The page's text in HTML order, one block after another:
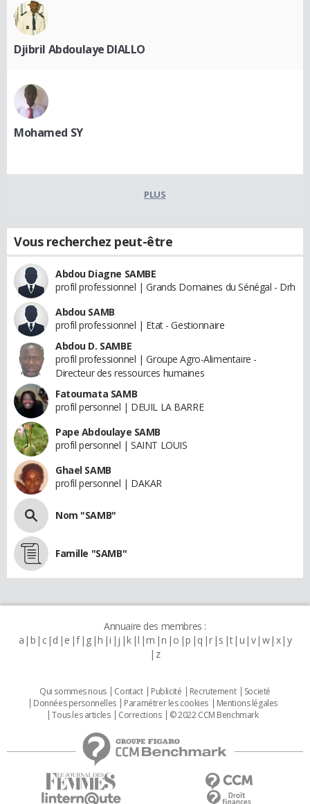
Djibril Abdoulaye DIALLO
Mohamed SY
PLUS
Vous recherchez peut-être
Abdou Diagne SAMBE
profil professionnel | Grands Domaines du Sénégal - Drh
Abdou SAMB
profil professionnel | Etat - Gestionnaire
Abdou D. SAMBE
profil professionnel | Groupe Agro-Alimentaire -
Directeur des ressources humaines
Fatoumata SAMB
profil personnel | DEUIL LA BARRE
Pape Abdoulaye SAMB
profil personnel | SAINT LOUIS
Ghael SAMB
profil personnel | DAKAR
Nom "SAMB"
Famille "SAMB"
Annuaire des membres :
a b c d e f g h i j k l m n o p q r s t u v w x y
z
Qui sommes nous Contact Publicité Recrutement
Societé
Données personnelles
Paramétrer les cookies
Mentions légales
Tous les articles
Corrections © 2022 CCM Benchmark